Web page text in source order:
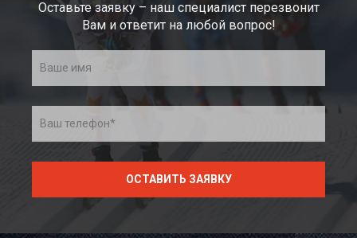
Оставьте заявку – наш специалист перезвонит
Вам и ответит на любой вопрос!